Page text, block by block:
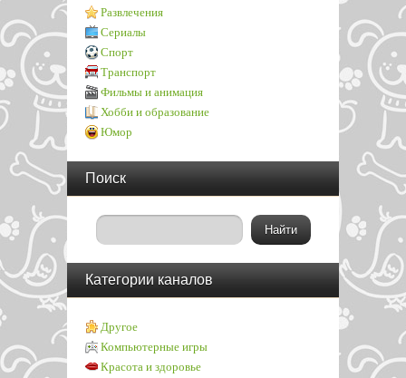
Развлечения
Сериалы
Спорт
Транспорт
Фильмы и анимация
Хобби и образование
Юмор
Поиск
Категории каналов
Другое
Компьютерные игры
Красота и здоровье